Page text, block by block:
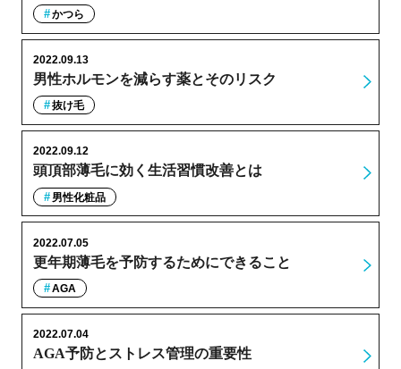
かつら
男性ホルモンを減らす薬とそのリスク
2022.09.13
抜け毛
頭頂部薄毛に効く生活習慣改善とは
2022.09.12
男性化粧品
更年期薄毛を予防するためにできること
2022.07.05
AGA
AGA予防とストレス管理の重要性
2022.07.04